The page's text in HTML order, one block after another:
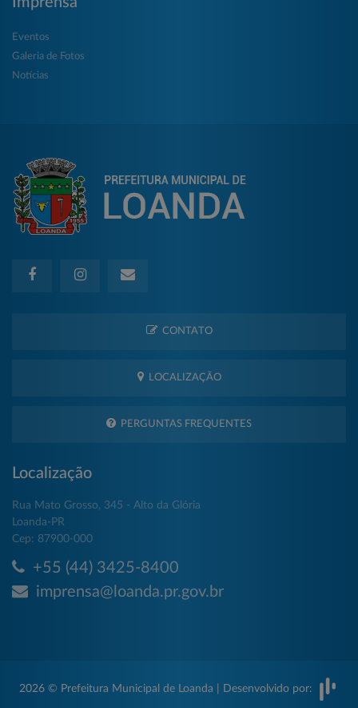
Eventos
Galeria de Fotos
Notícias
CONTATO
LOCALIZAÇÃO
PERGUNTAS FREQUENTES
Localização
Rua Mato Grosso, 345 - Alto da Glória
Loanda-PR
Cep: 87900-000
+55 (44) 3425-8400
imprensa@loanda.pr.gov.br
2026 © Prefeitura Municipal de Loanda | Desenvolvido por: